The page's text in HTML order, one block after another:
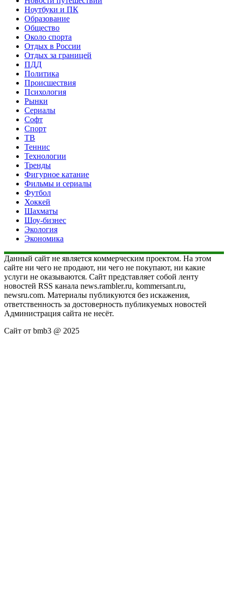
Ноутбуки и ПК
Образование
Общество
Около спорта
Отдых в России
Отдых за границей
ПДД
Политика
Происшествия
Психология
Рынки
Сериалы
Софт
Спорт
ТВ
Теннис
Технологии
Тренды
Фигурное катание
Фильмы и сериалы
Футбол
Хоккей
Шахматы
Шоу-бизнес
Экология
Экономика
Данный сайт не является коммерческим проектом. На этом
сайте ни чего не продают, ни чего не покупают, ни какие
услуги не оказываются. Сайт представляет собой ленту
новостей RSS канала news.rambler.ru, kommersant.ru,
newsru.com. Материалы публикуются без искажения,
ответственность за достоверность публикуемых новостей
Администрация сайта не несёт.
Сайт от bmb3 @ 2025